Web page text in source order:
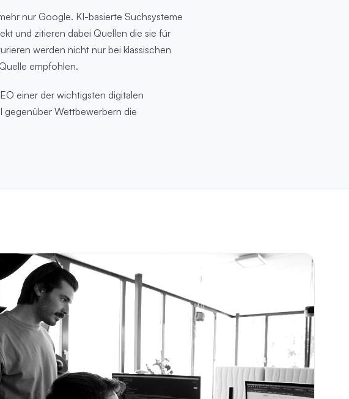
nur Google. KI-basierte Suchsysteme
und zitieren dabei Quellen die sie für
werden nicht nur bei klassischen
empfohlen.
einer der wichtigsten digitalen
gegenüber Wettbewerbern die